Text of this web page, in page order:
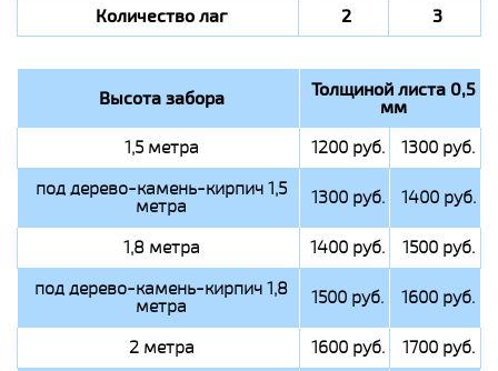
Количество лаг 2 3
Высота забора Толщиной листа 0,5
мм
1,5 метра 1200 руб.
1300 руб.
под дерево-камень-кирпич 1,5
метра 1300 руб. 1400 руб.
1,8 метра 1400 руб.
1500 руб.
под дерево-камень-кирпич 1,8
метра 1500 руб. 1600 руб.
2 метра 1600 руб.
1700 руб.